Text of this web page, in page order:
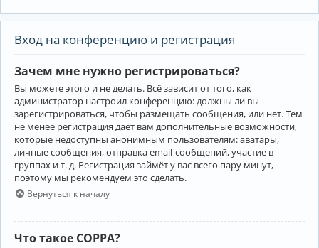
Вход на конференцию и регистрация
Зачем мне нужно регистрироваться?
Вы можете этого и не делать. Всё зависит от того, как
администратор настроил конференцию: должны ли вы
зарегистрироваться, чтобы размещать сообщения, или нет. Тем
не менее регистрация даёт вам дополнительные возможности,
которые недоступны анонимным пользователям: аватары,
личные сообщения, отправка email-сообщений, участие в
группах и т. д. Регистрация займёт у вас всего пару минут,
поэтому мы рекомендуем это сделать.
Вернуться к началу
Что такое COPPA?